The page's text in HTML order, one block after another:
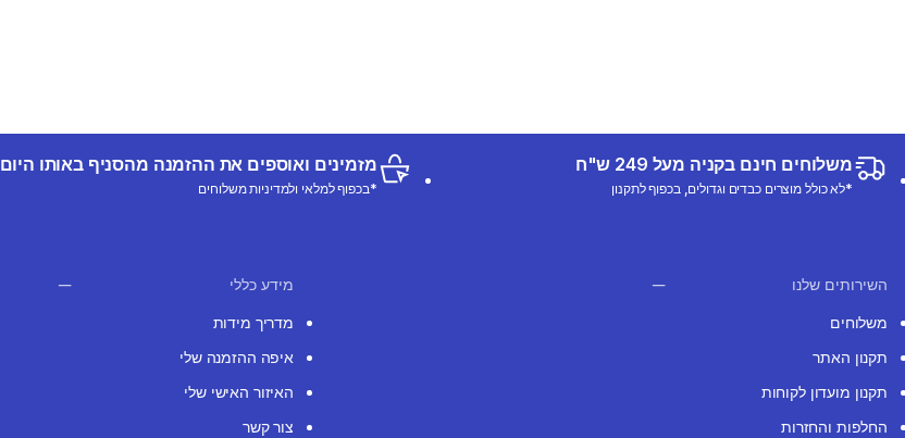
משלוחים חינם בקניה מעל 249 ש"ח
*לא כולל מוצרים כבדים וגדולים, בכפוף לתקנון
מזמינים ואוספים את ההזמנה מהסניף באותו היום
*בכפוף למלאי ולמדיניות משלוחים
השירותים שלנו
משלוחים
תקנון האתר
תקנון מועדון לקוחות
החלפות והחזרות
מידע כללי
מדריך מידות
איפה ההזמנה שלי
האיזור האישי שלי
צור קשר